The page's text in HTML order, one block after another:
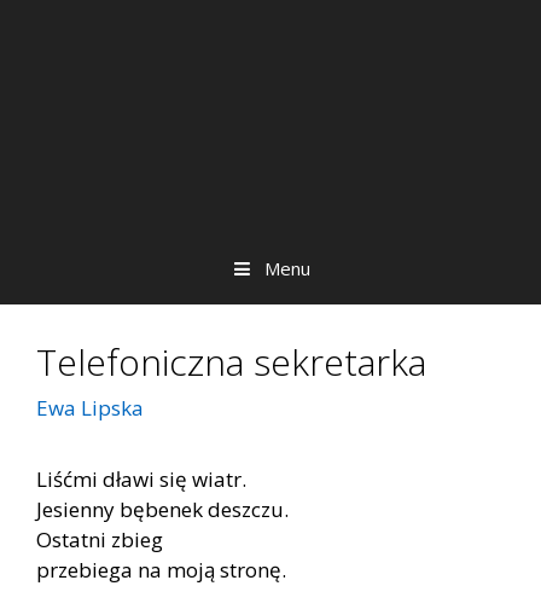
Menu
Telefoniczna sekretarka
Ewa Lipska
Liśćmi dławi się wiatr.
Jesienny bębenek deszczu.
Ostatni zbieg
przebiega na moją stronę.